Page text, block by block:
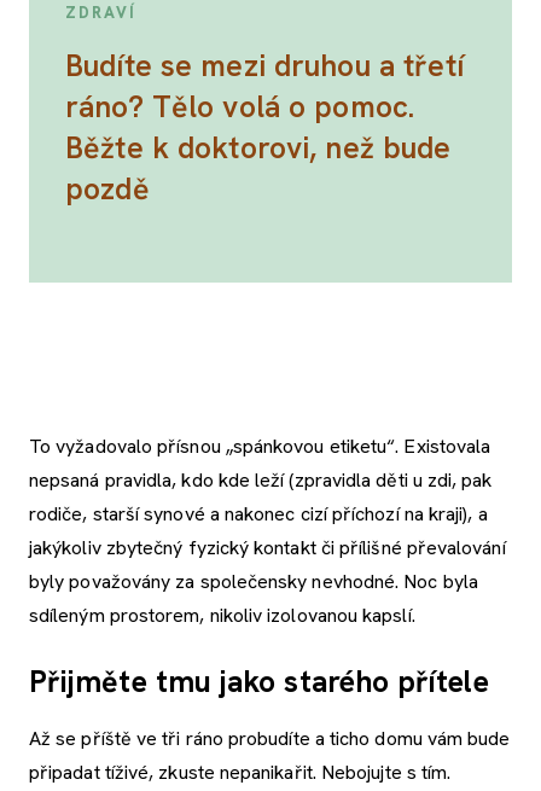
ZDRAVÍ
Budíte se mezi druhou a třetí
ráno? Tělo volá o pomoc.
Běžte k doktorovi, než bude
pozdě
To vyžadovalo přísnou „spánkovou etiketu“. Existovala
nepsaná pravidla, kdo kde leží (zpravidla děti u zdi, pak
rodiče, starší synové a nakonec cizí příchozí na kraji), a
jakýkoliv zbytečný fyzický kontakt či přílišné převalování
byly považovány za společensky nevhodné. Noc byla
sdíleným prostorem, nikoliv izolovanou kapslí.
Přijměte tmu jako starého přítele
Až se příště ve tři ráno probudíte a ticho domu vám bude
připadat tíživé, zkuste nepanikařit. Nebojujte s tím.